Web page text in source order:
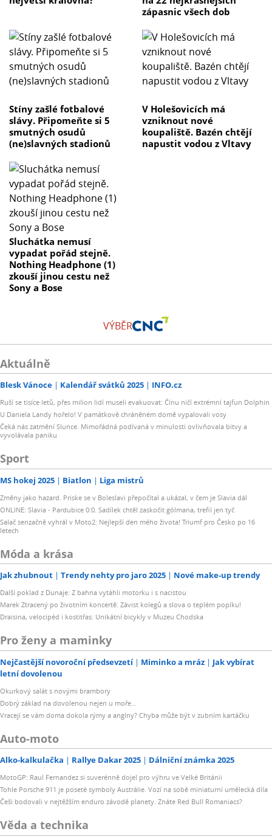
zápasnic všech dob
Stíny zašlé fotbalové
slávy. Připomeňte si 5
smutných osudů
(ne)slavných stadionů
V Holešovicích má
vzniknout nové
koupaliště. Bazén chtějí
napustit vodou z Vltavy
Sluchátka nemusí
vypadat pořád stejně.
Nothing Headphone (1)
zkouší jinou cestu než
Sony a Bose
VÝBĚR
Aktuálně
Blesk Vánoce Kalendář svátků 2025 INFO.cz
Ruší se tisíce letů, přes milion lidí museli evakuovat: Čínu ničí extrémní tajfun Dolphin
U Daniela Landy hořelo! V památkově chráněném domě vypalovali vosy
Čeká nás zatmění Slunce. Mimořádná podívaná v minulosti ovlivňovala bitvy a
vyvolávala paniku
Sport
MS hokej 2025 Biatlon Liga mistrů
Změny jako hazard. Priske se v Boleslavi přepočítal a ukázal, v čem je Slavia dál
ONLINE: Slavia - Pardubice 0:0. Sadílek chtěl zaskočit gólmana, trefil jen tyč
Salač senzačně vyhrál v Moto2: Nejlepší den mého života! Triumf pro Česko po 16
letech
Móda a krása
Jak zhubnout Trendy nehty pro jaro 2025 Nové make-up trendy
Další poklad z Dunaje: Z bahna vytáhli motorku i s nacistou
Marek Ztracený po životním koncertě: Závist kolegů a slova o teplém popíku!
Draisina, velocipéd i kostitřas: Unikátní bicykly v Muzeu Chodska
Pro ženy a maminky
Nejčastější novoroční předsevzetí Miminko a mráz
Jak vybírat
letní dovolenou
Okurkový salát s novými brambory
Dobrý základ na dovolenou nejen u moře...
Vracejí se vám doma dokola rýmy a angíny? Chyba může být v zubním kartáčku
Auto-moto
Alko-kalkulačka Rallye Dakar 2025 Dálniční známka 2025
MotoGP: Raul Fernandez si suverénně dojel pro výhru ve Velké Británii
Tohle Porsche 911 je poseté symboly Austrálie. Vozí na sobě miniaturní umělecká díla
Češi bodovali v nejtěžším enduro závodě planety. Znáte Red Bull Romaniacs?
Věda a technika